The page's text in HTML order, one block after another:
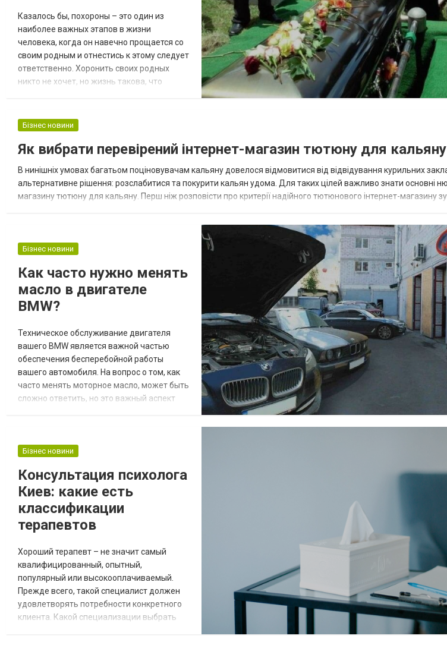
Казалось бы, похороны – это один из
наиболее важных этапов в жизни
человека, когда он навечно прощается со
своим родным и отнестись к этому следует
ответственно. Хоронить своих родных
никто не хочет, но жизнь такова, что
похороны. И вот тут начинается самое
интересное, особенно если в семье есть
люди старшего поколения или
пронырливые бабки соседки решают, что
могут вмешаться в...
Бізнес новини
Як вибрати перевірений інтернет-магазин тютюну для кальяну
В нинішніх умовах багатьом поціновувачам кальяну довелося відмовитися від відвідування курильних
альтернативне рішення: розслабитися та покурити кальян удома. Для таких цілей важливо знати основні
магазину тютюну для кальяну. Перш ніж розповісти про критерії надійного тютюнового інтернет-магазину
Бізнес новини
Как часто нужно менять
масло в двигателе
BMW?
Техническое обслуживание двигателя
вашего BMW является важной частью
обеспечения бесперебойной работы
вашего автомобиля. На вопрос о том, как
часто менять моторное масло, может быть
сложно ответить, но это важный аспект
двигателя и обеспечить его
лет. Как часто менять моторное масло в
BMW Техническое обслужива...
Бізнес новини
Консультация психолога
Киев: какие есть
классификации
терапевтов
Хороший терапевт – не значит самый
квалифицированный, опытный,
популярный или высокооплачиваемый.
Прежде всего, такой специалист должен
удовлетворять потребности конкретного
клиента. Какой специализации выбрать